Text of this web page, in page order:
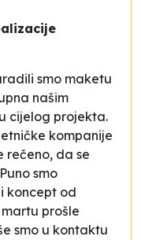
smo maketu
našim
cijelog projekta.
kompanije
rečeno, da se
smo
koncept od
prošle
smo u kontaktu